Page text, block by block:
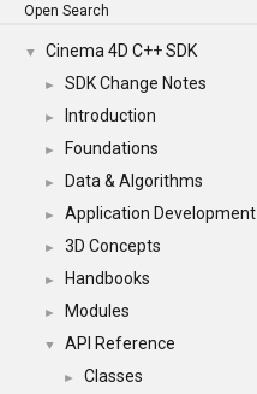
Open Search
▼ Cinema 4D C++ SDK
► SDK Change Notes
► Introduction
► Foundations
► Data & Algorithms
► Application Development
► 3D Concepts
► Handbooks
► Modules
▼ API Reference
► Classes